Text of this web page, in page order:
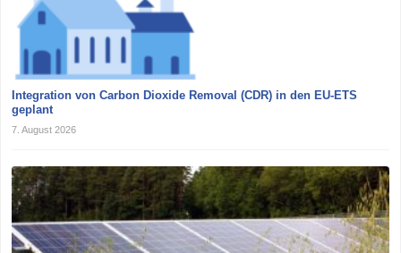
Integration von Carbon Dioxide Removal (CDR) in den EU-ETS
geplant
7. August 2026